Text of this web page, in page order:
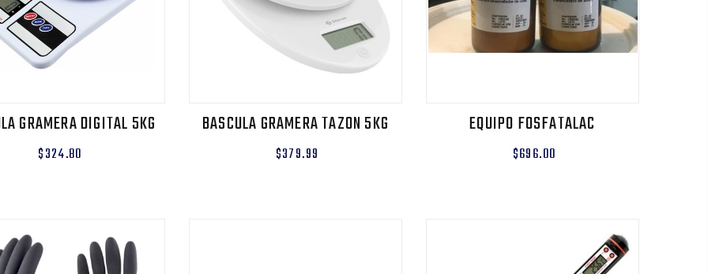
GRAMERA DIGITAL 5KG
$324.80
BASCULA GRAMERA TAZON 5KG
$379.99
EQUIPO FOSFATALAC
$696.00